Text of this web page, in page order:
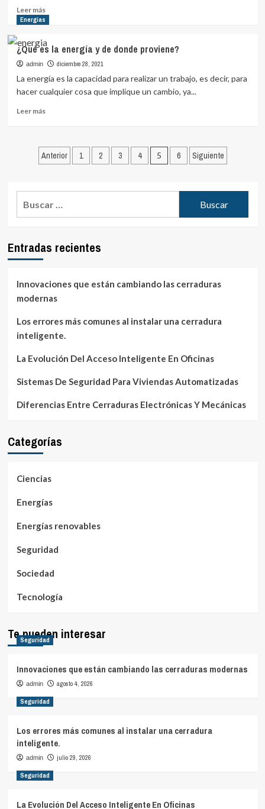
en
actualidad?
Leer másLeer
más
¿Por
qué
la
energía
solar
está
siendo
en
día?
Energías
¿Qué es la energía y de donde proviene?
admin diciembre 28, 2021
La energía es la capacidad para realizar un trabajo, es decir, para
hacer cualquier cosa que implique un cambio, ya...
Leer másLeer
es
la
donde
Paginación
entradas
Anterior 1 2 3 4 5 6 Siguiente
Entradas recientes
Innovaciones que están cambiando las cerraduras
modernas
Los errores más comunes al instalar una cerradura
inteligente.
La Evolución Del Acceso Inteligente En Oficinas
Sistemas De Seguridad Para Viviendas Automatizadas
Diferencias Entre Cerraduras Electrónicas Y Mecánicas
Categorías
Ciencias
Energías
Energías renovables
Seguridad
Sociedad
Tecnología
Te pueden interesar
Seguridad
Innovaciones que están cambiando las cerraduras modernas
admin agosto 4, 2026
Seguridad
Los errores más comunes al instalar una cerradura
inteligente.
admin julio 29, 2026
Seguridad
La Evolución Del Acceso Inteligente En Oficinas